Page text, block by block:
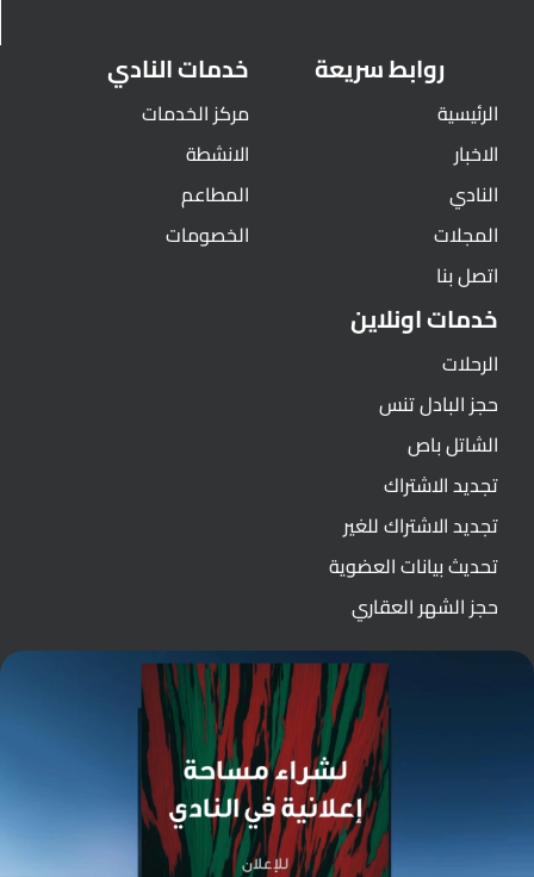
روابط سريعة
الرئيسية
الاخبار
النادي
المجلات
اتصل بنا
خدمات النادي
مركز الخدمات
الانشطة
المطاعم
الخصومات
خدمات اونلاين
الرحلات
حجز البادل تنس
الشاتل باص
تجديد الاشتراك
تجديد الاشتراك للغير
تحديث بيانات العضوية
حجز الشهر العقاري